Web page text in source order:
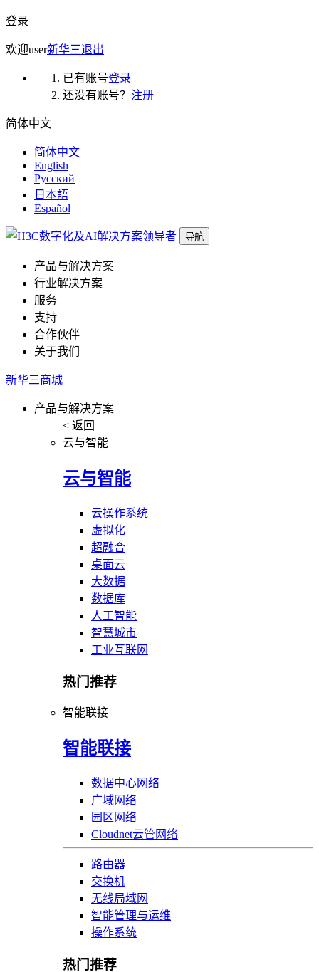
登录
欢迎user新华三退出
已有账号登录
还没有账号？ 注册
简体中文
简体中文
English
Русский
日本語
Español
导航
产品与解决方案
行业解决方案
服务
支持
合作伙伴
关于我们
新华三商城
产品与解决方案
< 返回
云与智能
云与智能
云操作系统
虚拟化
超融合
桌面云
大数据
数据库
人工智能
智慧城市
工业互联网
热门推荐
智能联接
智能联接
数据中心网络
广域网络
园区网络
Cloudnet云管网络
路由器
交换机
无线局域网
智能管理与运维
操作系统
热门推荐